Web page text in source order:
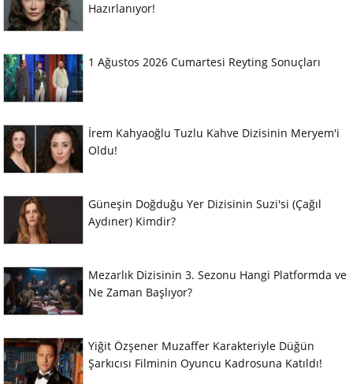
Hazırlanıyor!
1 Ağustos 2026 Cumartesi Reyting Sonuçları
İrem Kahyaoğlu Tuzlu Kahve Dizisinin Meryem'i
Oldu!
Güneşin Doğduğu Yer Dizisinin Suzi'si (Çağıl
Aydıner) Kimdir?
Mezarlık Dizisinin 3. Sezonu Hangi Platformda ve
Ne Zaman Başlıyor?
Yiğit Özşener Muzaffer Karakteriyle Düğün
Şarkıcısı Filminin Oyuncu Kadrosuna Katıldı!